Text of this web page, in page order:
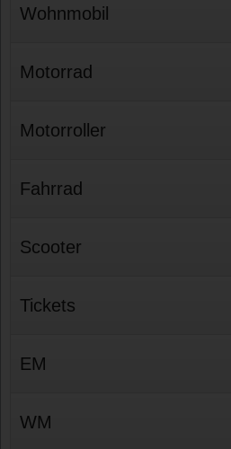
Wohnmobil
Motorrad
Motorroller
Fahrrad
Scooter
Tickets
EM
WM